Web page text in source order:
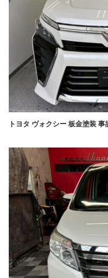
トヨタ ヴォクシー 板金塗装